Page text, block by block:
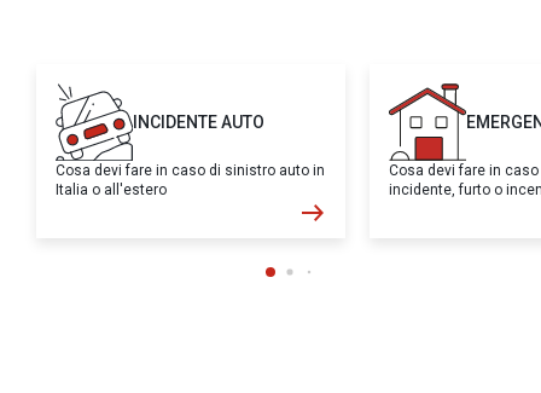
INCIDENTE AUTO
Cosa devi fare in caso di sinistro auto in
Italia o all'estero
Cosa devi fare in
incidente, furto o